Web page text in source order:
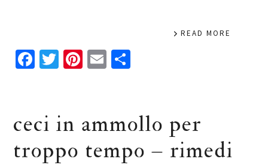
READ MORE
Facebook
Twitter
Pinterest
Email
ceci in ammollo per
troppo tempo​​ – rimedi​